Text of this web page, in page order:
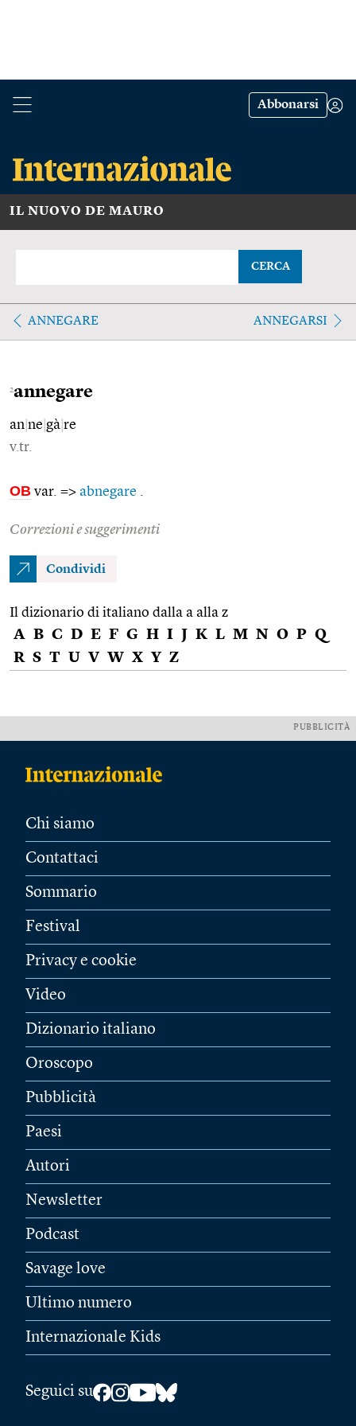
Abbonarsi
IL NUOVO DE MAURO
CERCA
ANNEGARE ANNEGARSI
2annegare
an ne gà re
v.tr.
OB var. => abnegare
Correzioni e suggerimenti
Condividi
Il dizionario di italiano dalla a alla z
A B C D E F G H I J K L M N O P Q
R S T U V W X Y Z
PUBBLICITÀ
Chi siamo
Contattaci
Sommario
Festival
Privacy e cookie
Video
Dizionario italiano
Oroscopo
Pubblicità
Paesi
Autori
Newsletter
Podcast
Savage love
Ultimo numero
Internazionale Kids
Seguici su